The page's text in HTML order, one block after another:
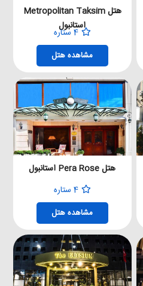
هتل Metropolitan Taksim
استانبول
4 ستاره
مشاهده هتل
هتل Pera Rose استانبول
4 ستاره
مشاهده هتل